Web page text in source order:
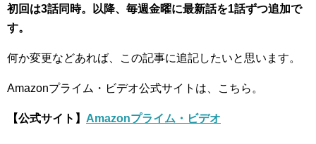
初回は3話同時。以降、毎週金曜に最新話を1話ずつ追加で
す。
何か変更などあれば、この記事に追記したいと思います。
Amazonプライム・ビデオ公式サイトは、こちら。
【公式サイト】 Amazonプライム・ビデオ